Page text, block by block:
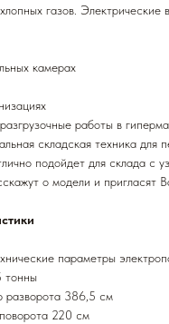
газов.
камерах
работы в
складская техника для
подойдет для склада с
о модели и пригласят
параметры
тонны
разворота 386,5 см
220 см